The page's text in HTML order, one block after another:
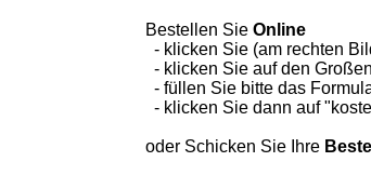
Bestellen Sie Online
- klicken Sie (am rechten
- klicken Sie auf den
- füllen Sie bitte das
- klicken Sie dann auf
oder Schicken Sie Ihre